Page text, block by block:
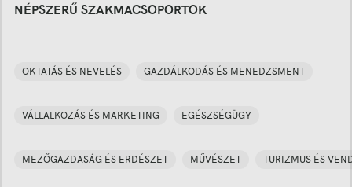
NÉPSZERŰ SZAKMACSOPORTOK
OKTATÁS ÉS NEVELÉS GAZDÁLKODÁS ÉS MENEDZSMENT
VÁLLALKOZÁS ÉS MARKETING EGÉSZSÉGÜGY
MEZŐGAZDASÁG ÉS ERDÉSZET MŰVÉSZET TURIZMUS ÉS